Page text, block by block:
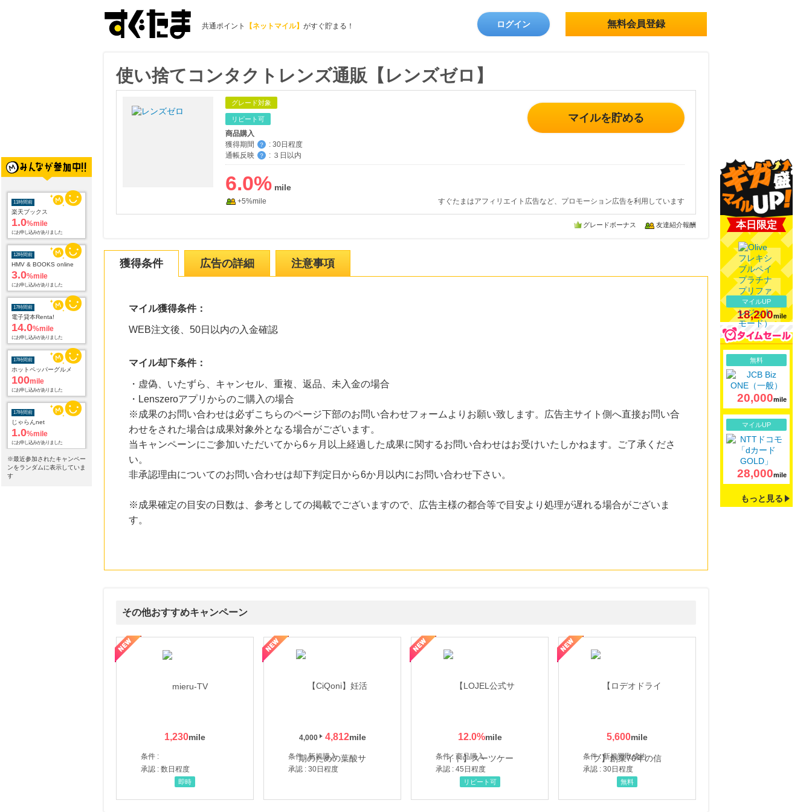
共通ポイント 【ネットマイル】 がすぐ貯まる！ ログイン 無料会員登録
11時間前
楽天ブックス
1.0%mile
にお申し込みがありました
12時間前
HMV & BOOKS online
3.0%mile
にお申し込みがありました
17時間前
電子貸本Renta!
14.0%mile
にお申し込みがありました
17時間前
ホットペッパーグルメ
100mile
にお申し込みがありました
17時間前
じゃらんnet
1.0%mile
にお申し込みがありました
17時間前
Qoo10
※最近参加されたキャンペー
ンをランダムに表示していま
す
使い捨てコンタクトレンズ通販【レンズゼロ】
グレード対象
リピート可
商品購入
獲得期間
？ : 30日程度
通帳反映
？ : ３日以内
マイルを貯める
6.0%
+5%mile すぐたまはアフィリエイト広告など、プロモーション広告を利用しています
グレードボーナス 友達紹介報酬
獲得条件 広告の詳細 注意事項
マイル獲得条件：
WEB注文後、50日以内の入金確認
マイル却下条件：
・虚偽、いたずら、キャンセル、重複、返品、未入金の場合
・Lenszeroアプリからのご購入の場合
※成果のお問い合わせは必ずこちらのページ下部のお問い合わせフォームよりお願い致します。広告主サイト側へ直接お問い合
わせをされた場合は成果対象外となる場合がございます。
当キャンペーンにご参加いただいてから6ヶ月以上経過した成果に関するお問い合わせはお受けいたしかねます。ご了承くださ
い。
非承認理由についてのお問い合わせは却下判定日から6か月以内にお問い合わせ下さい。
※成果確定の目安の日数は、参考としての掲載でございますので、広告主様の都合等で目安より処理が遅れる場合がございま
す。
その他おすすめキャンペーン
1,230
条件 :
承認 : 数日程度
即時
4,000 4,812
条件 : 新規購入
承認 : 30日程度
12.0%
条件 : 商品購入
承認 : 45日程度
【LOJEL公式サイト】スーツケース・バッグ
リピート可
5,600
条件 : 新規買取成約
承認 : 30日程度
【ロデオドライブ】創業70年の信頼と高価買取を実現！ブランド品・貴金属の無料査定
無料
本日限定
マイルUP
18,200mile
無料
20,000mile
マイルUP
28,000mile
もっと見る